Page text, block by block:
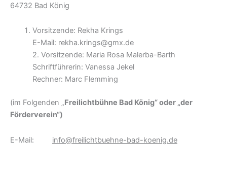
64732 Bad König
Vorsitzende: Rekha Krings
E-Mail: rekha.krings@gmx.de
2. Vorsitzende: Maria Rosa Malerba-Barth
Schriftführerin: Vanessa Jekel
Rechner: Marc Flemming
(im Folgenden „Freilichtbühne Bad König“ oder „der
Förderverein“)
E-Mail: info@freilichtbuehne-bad-koenig.de